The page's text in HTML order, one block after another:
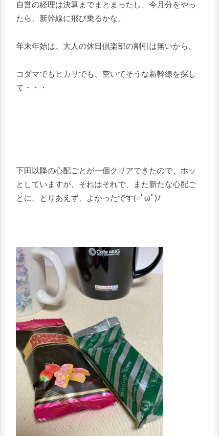
自営の経理は決算までまとまったし、今月分をやっ
たら、新幹線に飛び乗るかな。
年末年始は、大人の休日倶楽部の割引は無いから、
コダマでもヒカリでも、空いてそうな新幹線を探し
て・・・
下田以降の心配ごとが一個クリアできたので、ホッ
としていますが、それはそれで、また新たな心配ご
とに。とりあえず、よかったです(=ﾟωﾟ)ﾉ